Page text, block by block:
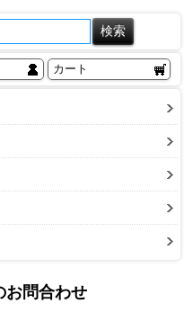
カート
お問合わせ